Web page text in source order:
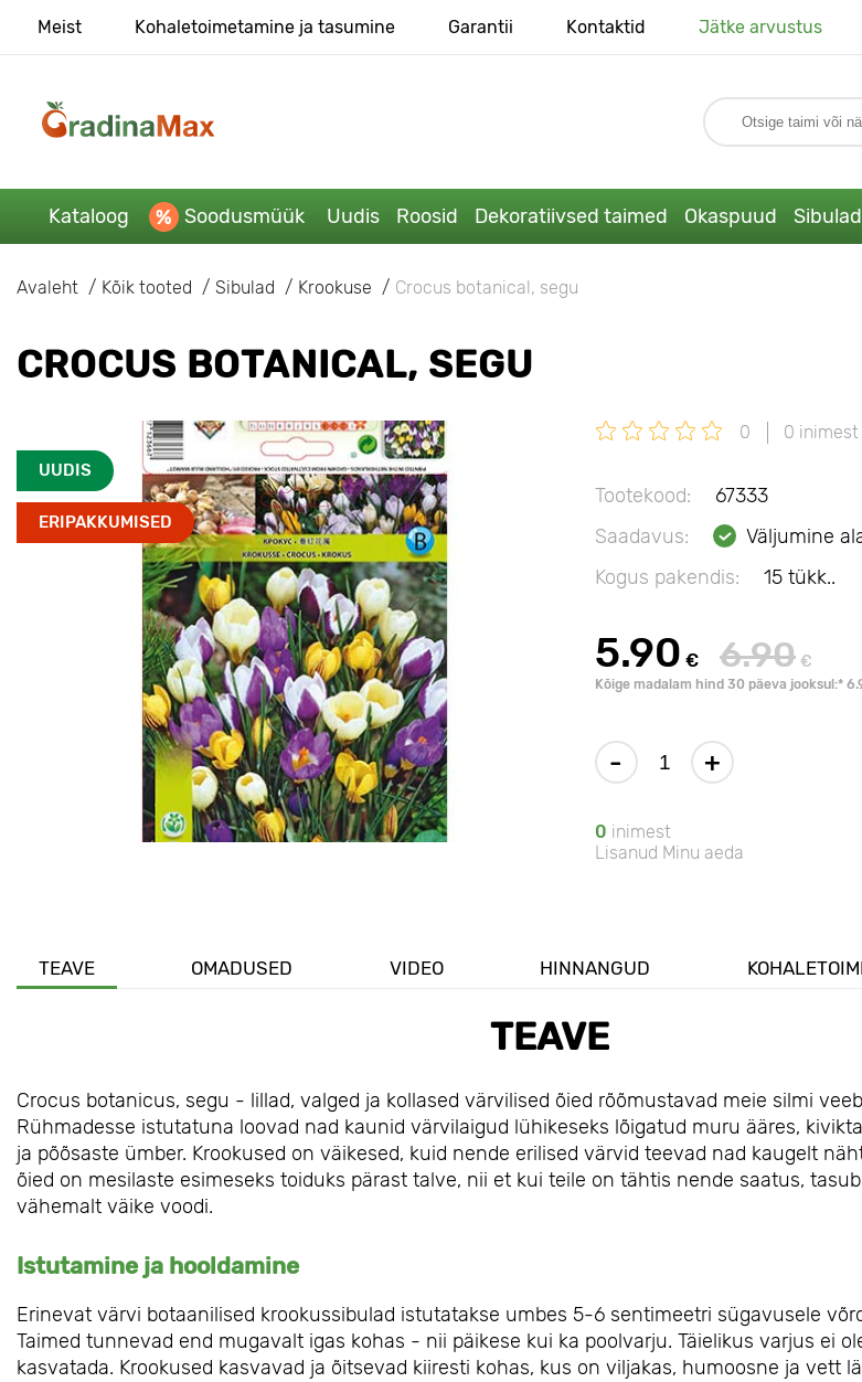
Meist Kohaletoimetamine ja tasumine Garantii Kontaktid Jätke arvustus
Kataloog Soodusmüük Uudis Roosid Dekoratiivsed taimed Okaspuud Sibulad
Avaleht Kõik tooted Sibulad Krookuse Crocus botanical, segu
CROCUS BOTANICAL, SEGU
UUDIS
ERIPAKKUMISED
0 0 inimest
Tootekood:
67333
Saadavus:
Väljumine
Kogus pakendis:
15 tükk..
5.90 € 6.90 €
Kõige madalam hind 30 päeva jooksul:*
- +
0 inimest
Lisanud Minu aeda
TEAVE OMADUSED VIDEO HINNANGUD
TEAVE
Crocus botanicus, segu - lillad, valged ja kollased värvilised õied rõõmustavad meie silmi
Rühmadesse istutatuna loovad nad kaunid värvilaigud lühikeseks lõigatud muru ääres,
ja põõsaste ümber. Krookused on väikesed, kuid nende erilised värvid teevad nad kaugelt
õied on mesilaste esimeseks toiduks pärast talve, nii et kui teile on tähtis nende saatus,
vähemalt väike voodi.
Istutamine ja hooldamine
Erinevat värvi botaanilised krookussibulad istutatakse umbes 5-6 sentimeetri sügavusele
Taimed tunnevad end mugavalt igas kohas - nii päikese kui ka poolvarju. Täielikus varjus ei
kasvatada. Krookused kasvavad ja õitsevad kiiresti kohas, kus on viljakas, humoosne ja vett